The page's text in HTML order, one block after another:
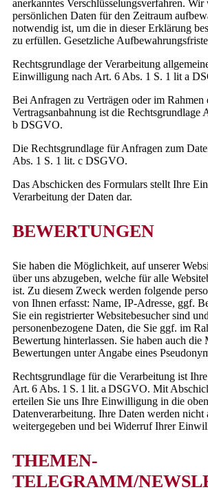
anerkanntes Verschlüsselungsverfahren.
persönlichen Daten für den Zeitraum
notwendig ist, um die in dieser Erklärung
zu erfüllen. Gesetzliche
Rechtsgrundlage der Verarbeitung
Einwilligung nach Art. 6 Abs. 1 S. 1 lit a
Bei Anfragen zu Verträgen oder im Rahmen
Vertragsanbahnung ist die Rechtsgrundlage
b DSGVO.
Die Rechtsgrundlage für Anfragen zum
Abs. 1 S. 1 lit. c DSGVO.
Das Abschicken des Formulars stellt Ihre
Verarbeitung der Daten dar.
BEWERTUNGEN
Sie haben die Möglichkeit, auf unserer
über uns abzugeben, welche für alle
ist. Zu diesem Zweck werden folgende
von Ihnen erfasst: Name, IP-Adresse, ggf.
Sie ein registrierter Websitebesucher sind
personenbezogene Daten, die Sie ggf. im
Bewertung hinterlassen. Sie haben auch die
Bewertungen unter Angabe eines
Rechtsgrundlage für die Verarbeitung ist
Art. 6 Abs. 1 S. 1 lit. a DSGVO. Mit
erteilen Sie uns Ihre Einwilligung in die
Datenverarbeitung. Ihre Daten werden nicht
weitergegeben und bei Widerruf Ihrer
THEMEN-
TELEGRAMM/